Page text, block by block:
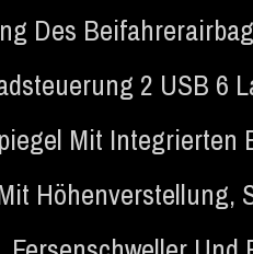
Des
2 USB 6
Mit Integrierten
Höhenverstellung,